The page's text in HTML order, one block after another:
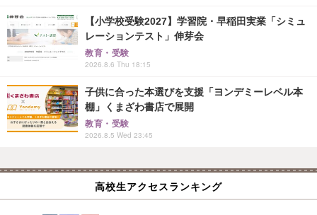
【小学校受験2027】学習院・早稲田実業「シミュ
レーションテスト」伸芽会
教育・受験
2026.8.6 Thu 18:15
子供に合った本選びを支援「ヨンデミーレベル本
棚」くまざわ書店で展開
教育・受験
2026.8.5 Wed 23:45
高校生アクセスランキング